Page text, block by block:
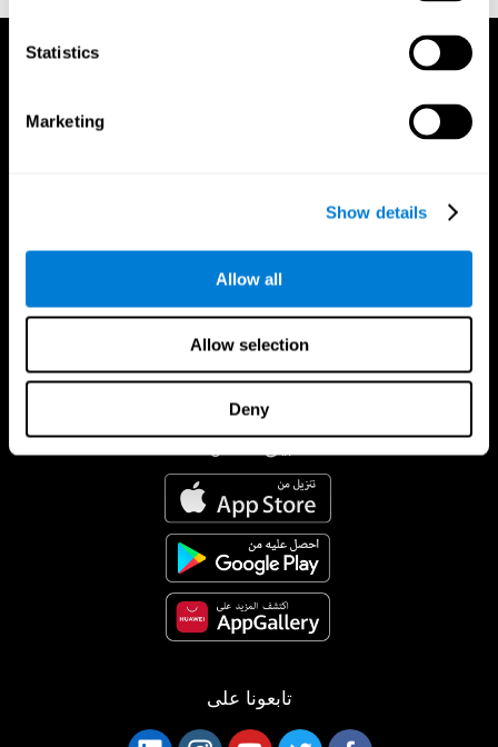
Statistics
Marketing
Show details
Allow all
Allow selection
Deny
تابعونا على